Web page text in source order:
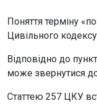
Поняття терміну
Цивільного
Відповідно до
може звернутися
Статтею 257 ЦКУ